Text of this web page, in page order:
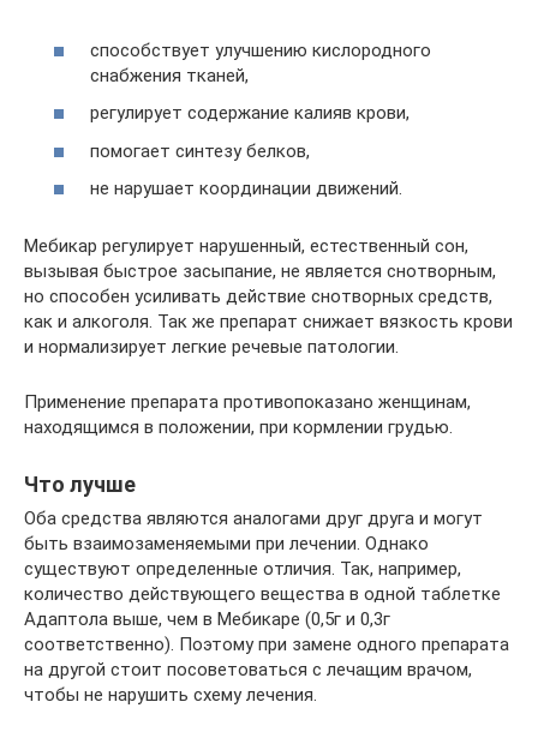
способствует улучшению кислородного
снабжения тканей,
регулирует содержание калияв крови,
помогает синтезу белков,
не нарушает координации движений.
Мебикар регулирует нарушенный, естественный сон,
вызывая быстрое засыпание, не является снотворным,
но способен усиливать действие снотворных средств,
как и алкоголя. Так же препарат снижает вязкость крови
и нормализирует легкие речевые патологии.
Применение препарата противопоказано женщинам,
находящимся в положении, при кормлении грудью.
Что лучше
Оба средства являются аналогами друг друга и могут
быть взаимозаменяемыми при лечении. Однако
существуют определенные отличия. Так, например,
количество действующего вещества в одной таблетке
Адаптола выше, чем в Мебикаре (0,5г и 0,3г
соответственно). Поэтому при замене одного препарата
на другой стоит посоветоваться с лечащим врачом,
чтобы не нарушить схему лечения.